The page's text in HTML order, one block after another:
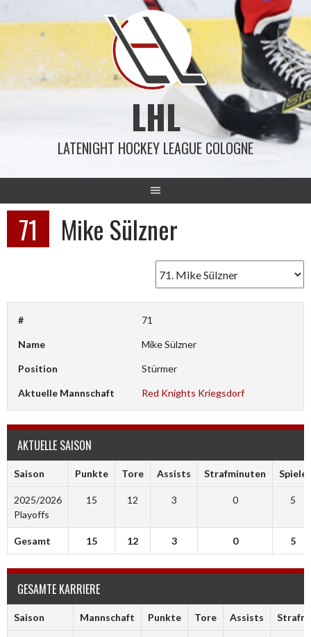
zum
LHL
LATENIGHT HOCKEY LEAGUE COLOGNE
71 Mike Sülzner
# 71
Name Mike Sülzner
Position Stürmer
Aktuelle Mannschaft Red Knights Kriegsdorf
AKTUELLE SAISON
Saison Punkte Tore Assists Strafminuten Spiele
2025/2026
Playoffs
15 12 3 0 5
Gesamt 15 12 3 0 5
GESAMTE KARRIERE
Saison Mannschaft Punkte Tore Assists